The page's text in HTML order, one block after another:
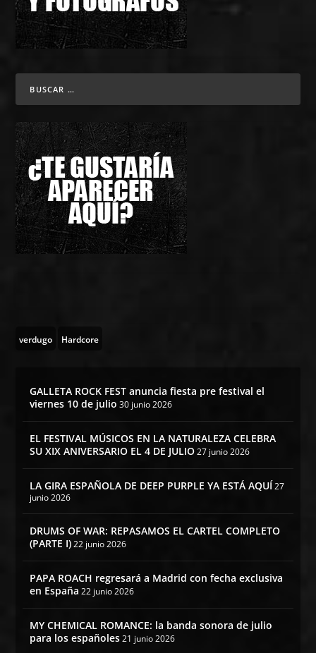
verdugo Hardcore
GALLETA ROCK FEST anuncia fiesta pre festival el
viernes 10 de julio 30 junio 2026
EL FESTIVAL MÚSICOS EN LA NATURALEZA CELEBRA
SU XIX ANIVERSARIO EL 4 DE JULIO 27 junio 2026
LA GIRA ESPAÑOLA DE DEEP PURPLE YA ESTÁ AQUÍ27
junio 2026
DRUMS OF WAR: REPASAMOS EL CARTEL COMPLETO
(PARTE I) 22 junio 2026
PAPA ROACH regresará a Madrid con fecha exclusiva
en España 22 junio 2026
MY CHEMICAL ROMANCE: la banda sonora de julio
para los españoles 21 junio 2026